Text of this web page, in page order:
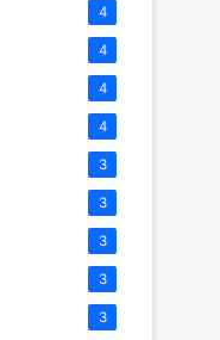
4
4
4
4
3
3
3
3
3